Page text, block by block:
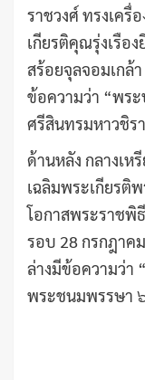
ราชวงศ์ ทรงเค
เกียรติคุณรุ่งเรือ
สร้อยจุลจอมเกล้
ข้อความว่า “พร
ศรีสินทรมหาวชิร
ด้านหลัง กลางเ
เฉลิมพระเกียรติ
โอกาสพระราชพิ
รอบ 28 กรกฎาค
ล่างมีข้อความว่า
พระชนมพรรษา